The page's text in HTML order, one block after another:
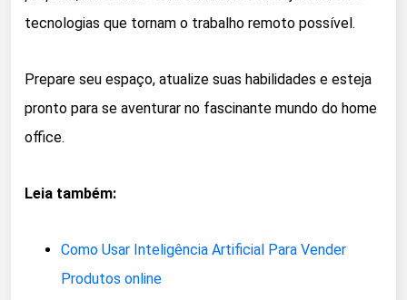
tecnologias que tornam o trabalho remoto possível.
Prepare seu espaço, atualize suas habilidades e esteja
pronto para se aventurar no fascinante mundo do home
office.
Leia também:
Como Usar Inteligência Artificial Para Vender
Produtos online